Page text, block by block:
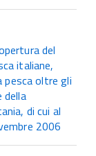
del
italiane,
pesca oltre gli
di cui al
2006